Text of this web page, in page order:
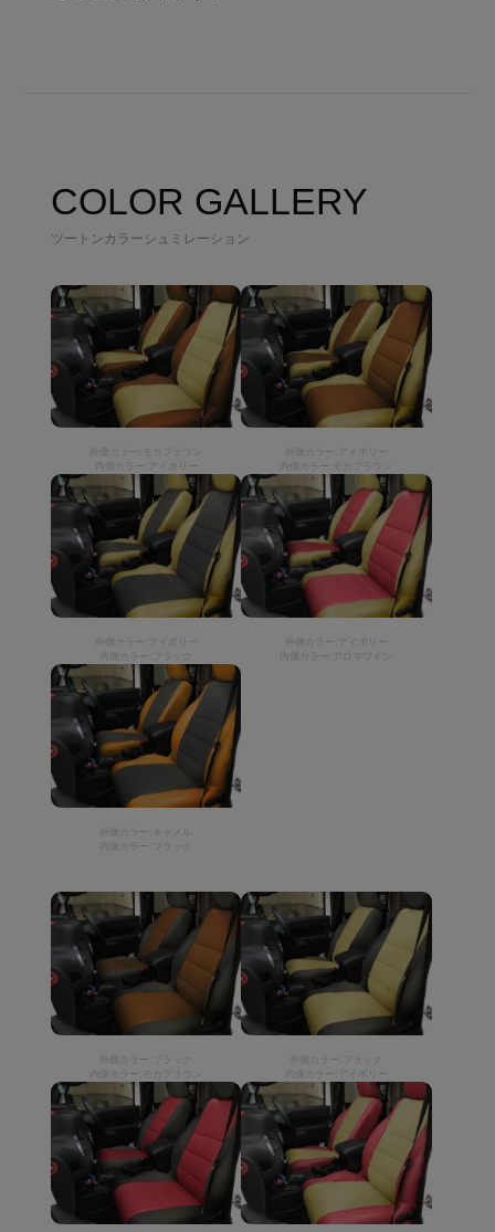
COLOR GALLERY
ツートンカラーシュミレーション
外側カラー:モカブラウン
内側カラー:アイボリー
外側カラー:アイボリー
内側カラー:モカブラウン
外側カラー:アイボリー
内側カラー:ブラック
外側カラー:アイボリー
内側カラー:アロマワイン
外側カラー:キャメル
内側カラー:ブラック
外側カラー:ブラック
内側カラー:モカブラウン
外側カラー:ブラック
内側カラー:アイボリー